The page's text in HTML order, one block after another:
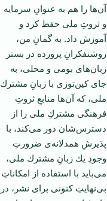
آن‌ها را هم به عنوانِ سرمایه
و ثروتِ ملی حفظ كرد و
آموزش داد. به گمانِ من،
روشنفكرانِ پرورده در بستر
زبان‌های بومی و محلی، به
جای كین‌توزی با زبانِ مشترك
ملی، كه آن‌ها منابعِ ثروتِ
فرهنگی مشتركِ ملی را از
دسترس‌شان دور می‌كند، با
پذیرشِ همدلانه‌ی ضرورتِ
وجودِ یك زبانِ مشترك ملی،
می‌باید با استفاده از امكاناتِ
بی‌نهایتِ كنونی برای نشر، در